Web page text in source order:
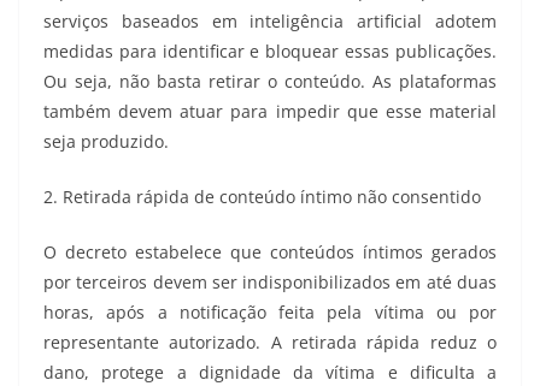
serviços baseados em inteligência artificial adotem
medidas para identificar e bloquear essas publicações.
Ou seja, não basta retirar o conteúdo. As plataformas
também devem atuar para impedir que esse material
seja produzido.
2. Retirada rápida de conteúdo íntimo não consentido
O decreto estabelece que conteúdos íntimos gerados
por terceiros devem ser indisponibilizados em até duas
horas, após a notificação feita pela vítima ou por
representante autorizado. A retirada rápida reduz o
dano, protege a dignidade da vítima e dificulta a